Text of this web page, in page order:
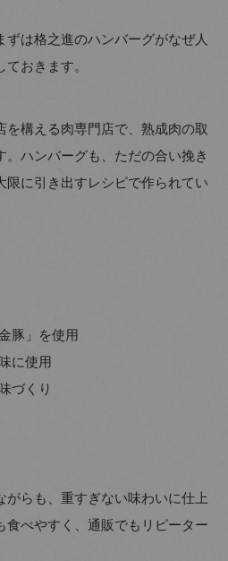
は格之進のハンバーグがなぜ人
おきます。
を構える肉専門店で、熟成肉の取
。ハンバーグも、ただの合い挽き
限に引き出すレシピで作られてい
豚」を使用
に使用
づくり
がらも、重すぎない味わいに仕上
食べやすく、通販でもリピーター